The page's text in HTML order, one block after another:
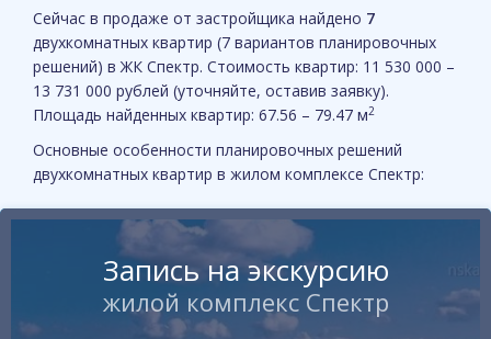
Сейчас в продаже от застройщика найдено 7
двухкомнатных квартир (7 вариантов планировочных
решений) в ЖК Спектр. Стоимость квартир: 11 530 000 –
13 731 000 рублей (уточняйте, оставив заявку).
Площадь найденных квартир: 67.56 – 79.47 м2
Основные особенности планировочных решений
двухкомнатных квартир в жилом комплексе Спектр:
Запись на экскурсию
жилой комплекс Спектр